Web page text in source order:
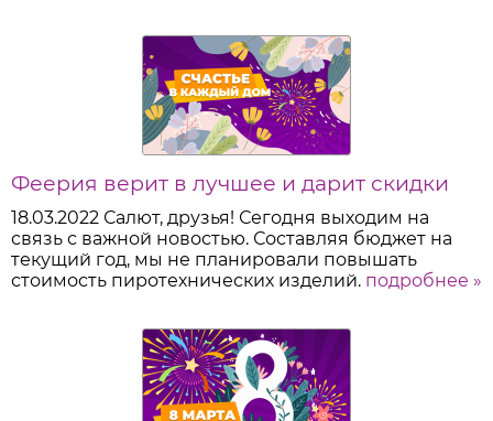
Феерия верит в лучшее и дарит скидки
18.03.2022 Салют, друзья! Сегодня выходим на
связь с важной новостью. Составляя бюджет на
текущий год, мы не планировали повышать
стоимость пиротехнических изделий. подробнее »